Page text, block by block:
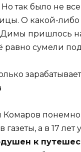
Но так было не
О какой-либо
Димы пришлось
равно сумели
а в 17
к